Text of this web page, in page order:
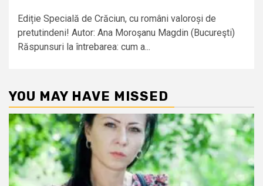
Ediție Specială de Crăciun, cu români valoroși de
pretutindeni! Autor: Ana Moroşanu Magdin (Bucureşti)
Răspunsuri la întrebarea: cum a...
YOU MAY HAVE MISSED